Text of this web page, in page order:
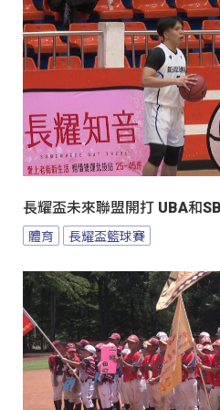
長耀盃未來聯盟開打 UBA和
體育 長耀盃籃球賽